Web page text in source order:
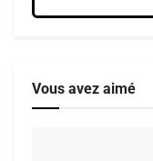
Vous avez aimé